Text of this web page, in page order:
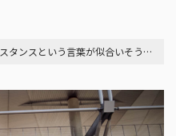
スタンスという言葉が似合いそうな、車高短スカイラインでドリフトするEさん